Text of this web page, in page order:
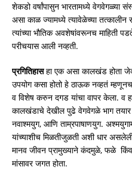
शेकडो वर्षांपासुन भारतामध्ये वेगवेगळ्या
असा काळ ज्यामध्ये त्यावेळेच्या तत्कालीन
त्यांच्या भौतिक अवशेषांवरूनच माहिती
परीचयास आली नव्हती.
प्रगितिहासहा एक असा कालखंड होता
उपयोग कसा होतो हे ठाऊक नव्हतं
व विशेष करुन दगड यांचा वापर केला. व
कालखंडाचे देखील पुढे वेगवेगळे भाग
नवाश्मयुग, आणि ताम्रपाषाणयुग.
यांच्याशीच मिळतीजुळती अशी धार
मानव जीवन प्रामुख्याने कंदमुळे, फळे किंवा
मांसावर जगत होता.